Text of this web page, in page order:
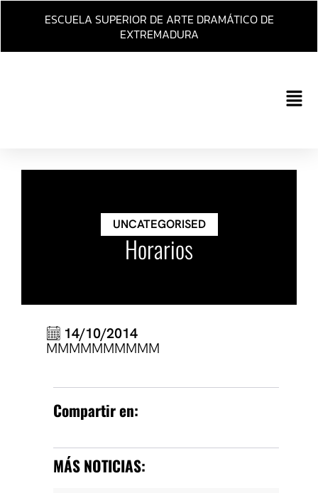
Ir
ESCUELA SUPERIOR DE ARTE DRAMÁTICO DE
EXTREMADURA
Main
UNCATEGORISED
Horarios
14/10/2014
MMMMMMMMMM
Compartir en:
MÁS NOTICIAS: